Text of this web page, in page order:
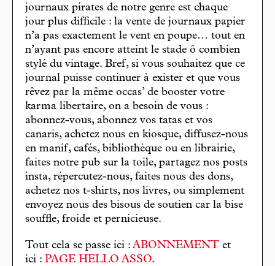
journaux pirates de notre genre est chaque
jour plus difficile : la vente de journaux papier
n’a pas exactement le vent en poupe… tout en
n’ayant pas encore atteint le stade ô combien
stylé du vintage. Bref, si vous souhaitez que ce
journal puisse continuer à exister et que vous
rêvez par la même occas’ de booster votre
karma libertaire, on a besoin de vous :
abonnez-vous, abonnez vos tatas et vos
canaris, achetez nous en kiosque, diffusez-nous
en manif, cafés, bibliothèque ou en librairie,
faites notre pub sur la toile, partagez nos posts
insta, répercutez-nous, faites nous des dons,
achetez nos t-shirts, nos livres, ou simplement
envoyez nous des bisous de soutien car la bise
souffle, froide et pernicieuse.
Tout cela se passe ici : ABONNEMENT et
ici : PAGE HELLO ASSO.